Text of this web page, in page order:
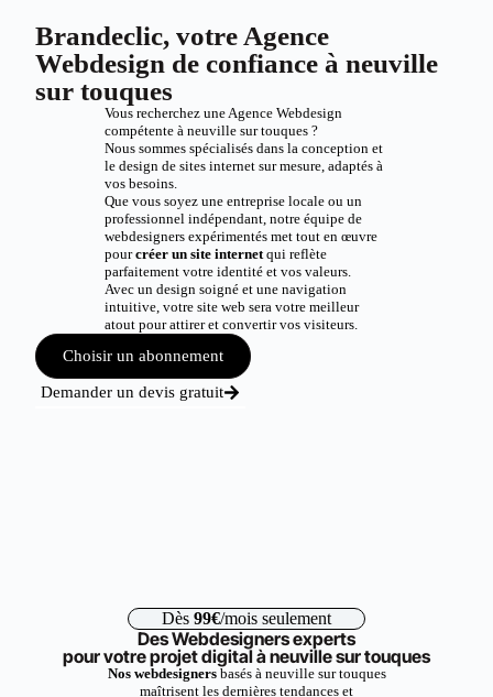
Brandeclic, votre Agence
Webdesign de confiance à neuville
sur touques
Vous recherchez une Agence Webdesign
compétente à neuville sur touques ?
Nous sommes spécialisés dans la conception et
le design de sites internet sur mesure, adaptés à
vos besoins.
Que vous soyez une entreprise locale ou un
professionnel indépendant, notre équipe de
webdesigners expérimentés met tout en œuvre
pourcréer un site internetqui reflète
parfaitement votre identité et vos valeurs.
Avec un design soigné et une navigation
intuitive, votre site web sera votre meilleur
atout pour attirer et convertir vos visiteurs.
Choisir un abonnement
Demander un devis gratuit
Dès 99€/mois seulement
Des Webdesigners experts
pour votre projet digital à neuville sur touques
Nos webdesignersbasés à neuville sur touques
maîtrisent les dernières tendances et